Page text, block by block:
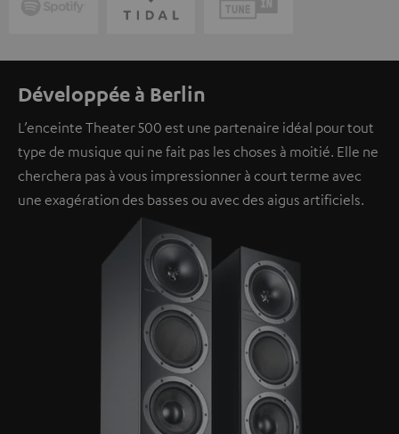
Développée à Berlin
L’enceinte Theater 500 est une partenaire idéal pour tout
type de musique qui ne fait pas les choses à moitié. Elle ne
cherchera pas à vous impressionner à court terme avec
une exagération des basses ou avec des aigus artificiels.